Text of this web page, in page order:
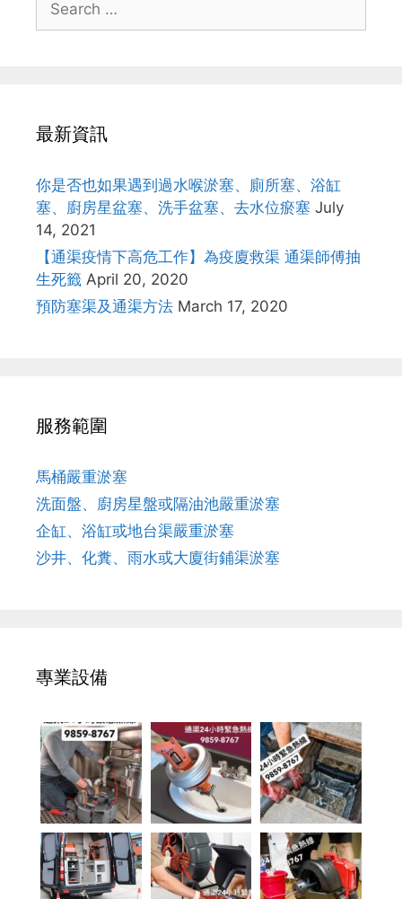
for:
最新資訊
你是否也如果遇到過水喉淤塞、廁所塞、浴缸
塞、廚房星盆塞、洗手盆塞、去水位瘀塞 July
14, 2021
【通渠疫情下高危工作】為疫廈救渠 通渠師傅抽
生死籤 April 20, 2020
預防塞渠及通渠方法 March 17, 2020
服務範圍
馬桶嚴重淤塞
洗面盤、廚房星盤或隔油池嚴重淤塞
企缸、浴缸或地台渠嚴重淤塞
沙井、化糞、雨水或大廈街鋪渠淤塞
專業設備